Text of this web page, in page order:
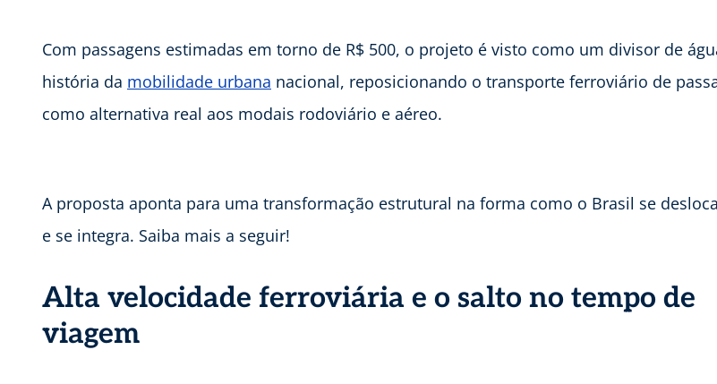
Com passagens estimadas em torno de R$ 500, o projeto é visto como um divisor de
história da mobilidade urbana nacional, reposicionando o transporte ferroviário de
como alternativa real aos modais rodoviário e aéreo.
A proposta aponta para uma transformação estrutural na forma como o Brasil se
e se integra. Saiba mais a seguir!
Alta velocidade ferroviária e o salto no tempo de
viagem